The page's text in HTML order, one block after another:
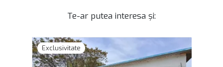
Te-ar putea interesa și:
Exclusivitate